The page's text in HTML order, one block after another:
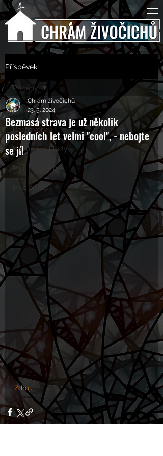
Příspěvek
Příběhy
Rozhovory
Kulturní pohledy
Mučící nástroje
Mučící lidé
Příběhy
Bezmasá strava je už několik
posledních let velmi "cool", - nebojte
se jí!
Chrám živočichů
23. 5. 2024
Zdroj.